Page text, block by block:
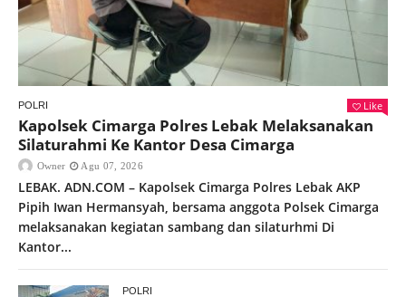
POLRI Like
Kapolsek Cimarga Polres Lebak Melaksanakan
Silaturahmi Ke Kantor Desa Cimarga
Owner Agu 07, 2026
LEBAK. ADN.COM – Kapolsek Cimarga Polres Lebak AKP
Pipih Iwan Hermansyah, bersama anggota Polsek Cimarga
melaksanakan kegiatan sambang dan silaturhmi Di
Kantor...
POLRI